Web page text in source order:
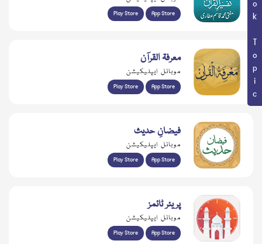
Book Topic
Play Store App Store
معرفۃ القرآن
موبائل ایپلیکیشن
Play Store App Store
فیضانِ حدیث
موبائل ایپلیکیشن
Play Store App Store
پریئر ٹائمز
موبائل ایپلیکیشن
Play Store App Store